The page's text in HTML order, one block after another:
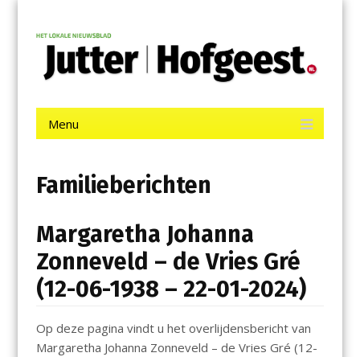
contentJutter | Hofgeest
Menu
Familieberichten
Margaretha Johanna
Zonneveld – de Vries Gré
(12-06-1938 – 22-01-2024)
Op deze pagina vindt u het overlijdensbericht van
Margaretha Johanna Zonneveld – de Vries Gré (12-